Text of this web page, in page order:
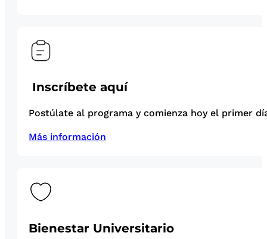
Inscríbete aquí
Postúlate al programa y comienza hoy el primer
Más información
Bienestar Universitario